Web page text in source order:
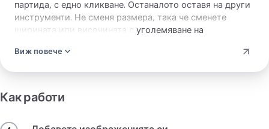
партида, с едно кликване. Останалото оставя на други
инструменти. Не сменя размера, така че сменете
ширината или височината с уголемяване на
трябва. Не сменя формата — това е преобразуване. Не
камерата — място и дата — се отпадат, когато файлът
ви се пресъздава, обикновено е добре дошло, но е
Виж повече
Как работи